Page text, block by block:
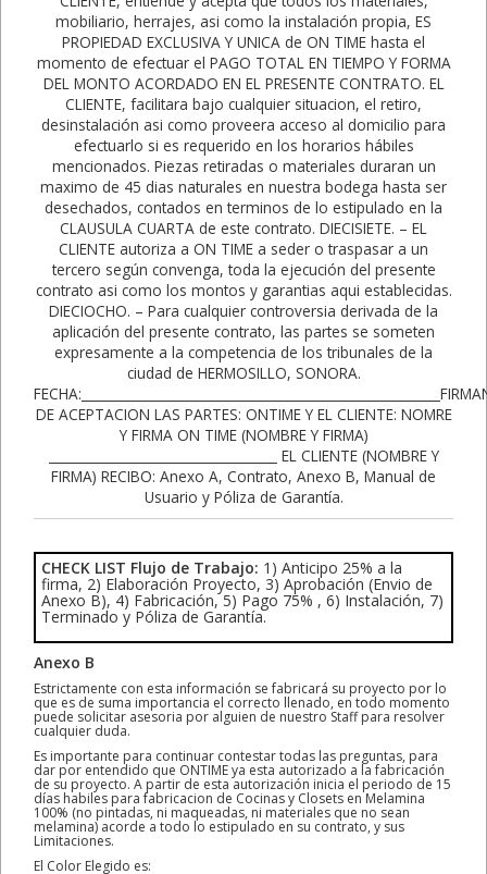
CHECK LIST Flujo de Trabajo: 1) Anticipo 25% a la
firma, 2) Elaboración Proyecto, 3) Aprobación (Envio de
Anexo B), 4) Fabricación, 5) Pago 75% , 6) Instalación, 7)
Terminado y Póliza de Garantía.
Anexo B
Estrictamente con esta información se fabricará su proyecto por lo
que es de suma importancia el correcto llenado, en todo momento
puede solicitar asesoria por alguien de nuestro Staff para resolver
cualquier duda.
Es importante para continuar contestar todas las preguntas, para
dar por entendido que ONTIME ya esta autorizado a la fabricación
de su proyecto. A partir de esta autorización inicia el periodo de 15
días habiles para fabricacion de Cocinas y Closets en Melamina
100% (no pintadas, ni maqueadas, ni materiales que no sean
melamina) acorde a todo lo estipulado en su contrato, y sus
Limitaciones.
El Color Elegido es: